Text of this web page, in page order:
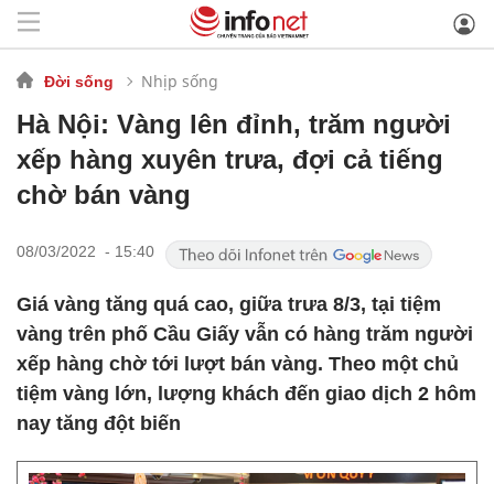
Đời sống Nhịp sống
Hà Nội: Vàng lên đỉnh, trăm người
xếp hàng xuyên trưa, đợi cả tiếng
chờ bán vàng
08/03/2022 - 15:40
Giá vàng tăng quá cao, giữa trưa 8/3, tại tiệm
vàng trên phố Cầu Giấy vẫn có hàng trăm người
xếp hàng chờ tới lượt bán vàng. Theo một chủ
tiệm vàng lớn, lượng khách đến giao dịch 2 hôm
nay tăng đột biến